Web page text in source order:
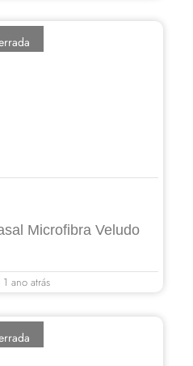
Microfibra Veludo
ano atrás